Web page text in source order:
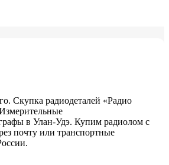
Скупка радиодеталей «Радио
в Улан-Удэ. Купим радиолом с
почту или транспортные